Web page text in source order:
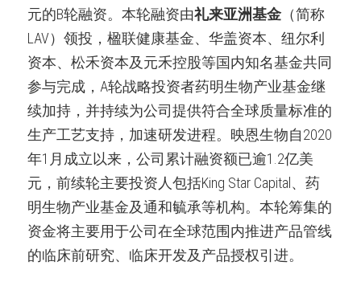
元的B轮融资。本轮融资由礼来亚洲基金 （简称
LAV）领投，楹联健康基金、华盖资本、纽尔利
资本、松禾资本及元禾控股等国内知名基金共同
参与完成，A轮战略投资者药明生物产业基金继
续加持，并持续为公司提供符合全球质量标准的
生产工艺支持，加速研发进程。映恩生物自2020
年1月成立以来，公司累计融资额已逾1.2亿美
元，前续轮主要投资人包括King Star Capital、药
明生物产业基金及通和毓承等机构。本轮筹集的
资金将主要用于公司在全球范围内推进产品管线
的临床前研究、临床开发及产品授权引进。